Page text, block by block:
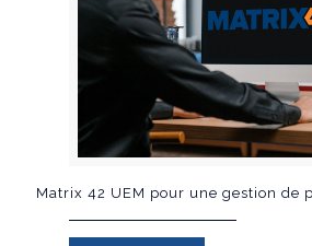
Matrix 42 UEM pour une gestion de